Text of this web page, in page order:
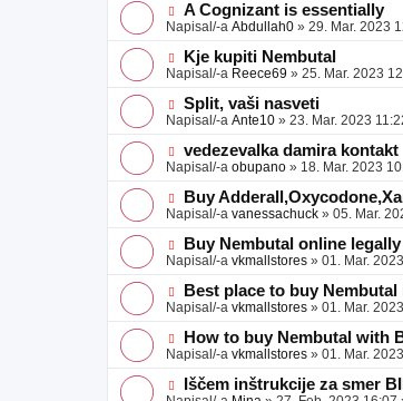
e
a
v
e
e
o
b
a
v
e
N
o
v
e
o
b
a
v
e
A Cognizant is essentially
Napisal/-a Abdullah0 » 29. Mar. 2023
N
o
v
e
o
b
a
v
e
Kje kupiti Nembutal
Napisal/-a Reece69 » 25. Mar. 2023
N
o
v
e
o
b
a
v
e
Split, vaši nasveti
Napisal/-a Ante10 » 23. Mar. 2023
N
o
v
e
o
b
a
v
e
vedezevalka damira kontakt
Napisal/-a obupano » 18. Mar. 2023
N
o
v
e
o
b
a
v
e
Buy
Napisal/-a vanessachuck » 05. Mar.
N
o
v
e
o
b
a
v
e
Buy Nembutal online
Napisal/-a vkmallstores » 01. Mar.
N
o
v
e
o
b
a
Best place to buy Nembutal
Napisal/-a vkmallstores » 01. Mar.
N
o
v
e
o
How to buy Nembutal with
Napisal/-a vkmallstores » 01. Mar.
N
o
Iščem inštrukcije za smer